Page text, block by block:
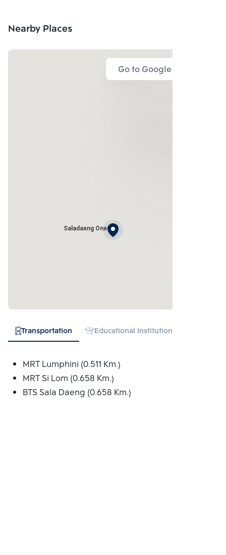
Nearby Places
Go to Google Map
Saladaeng One
Transportation Educational Institution
MRT Lumphini (0.511 Km.)
MRT Si Lom (0.658 Km.)
BTS Sala Daeng (0.658 Km.)